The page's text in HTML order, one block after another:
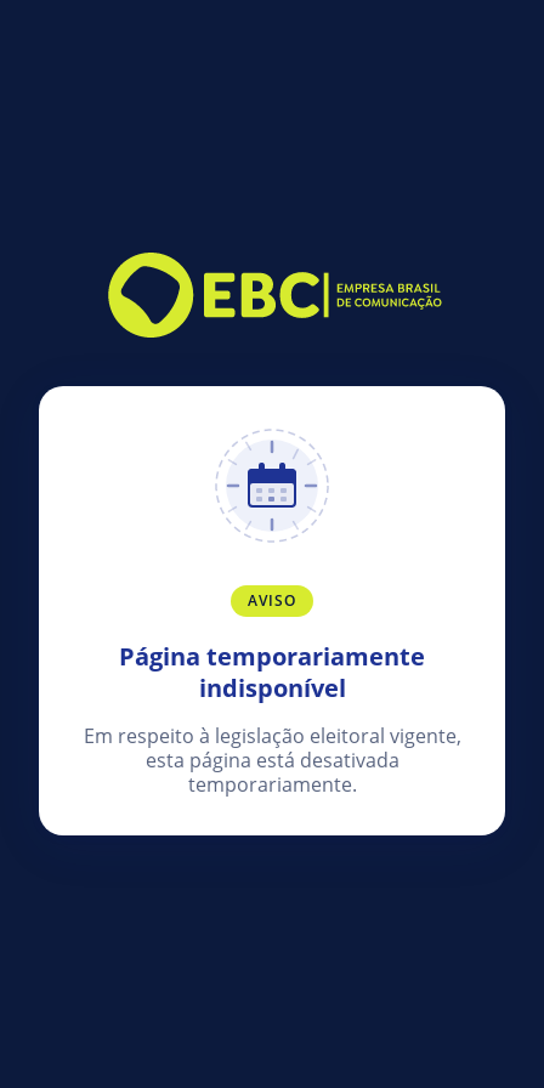
AVISO
Página temporariamente
indisponível
Em respeito à legislação eleitoral vigente,
esta página está desativada
temporariamente.